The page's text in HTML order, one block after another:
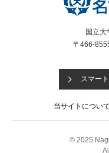
国立
〒466-
スマー
当サイトについて
© 2025